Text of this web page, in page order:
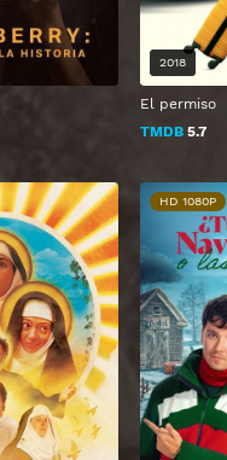
El permiso
TMDB 5.7
2018
HD 1080P